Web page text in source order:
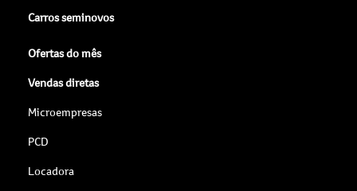
Carros seminovos
Ofertas do mês
Vendas diretas
Microempresas
PCD
Locadora